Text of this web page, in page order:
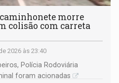
morre
colisão com carreta
2026 às 23:40
Polícia Rodoviária
foram acionadas